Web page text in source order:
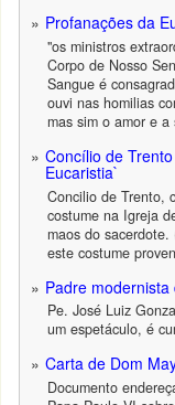
Profanações da
"os ministros
Corpo de Nosso
Sangue é
ouvi nas homilias
mas sim o amor e a
Concílio de
Eucaristia`
Concilio de Trento,
costume na Igreja
maos do
este costume
Padre modernista
Pe. José Luiz
um espetáculo, é
Carta de Dom
Documento